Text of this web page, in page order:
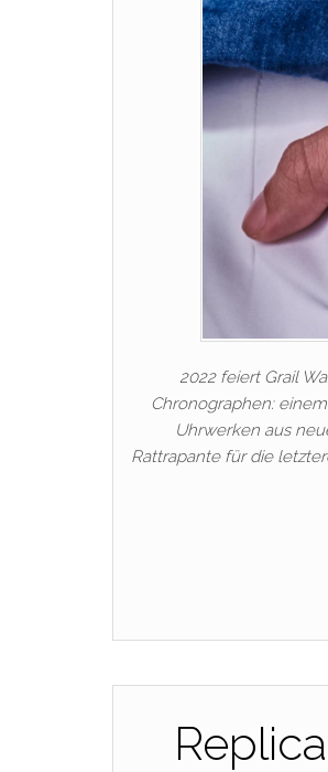
2022 feiert Grail
Chronographen:
Uhrwerken aus
Rattrapante für die